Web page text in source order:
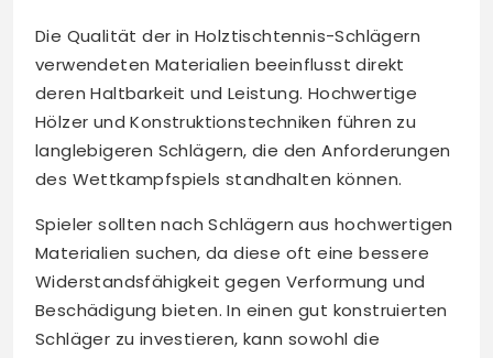
Die Qualität der in Holztischtennis-Schlägern
verwendeten Materialien beeinflusst direkt
deren Haltbarkeit und Leistung. Hochwertige
Hölzer und Konstruktionstechniken führen zu
langlebigeren Schlägern, die den Anforderungen
des Wettkampfspiels standhalten können.
Spieler sollten nach Schlägern aus hochwertigen
Materialien suchen, da diese oft eine bessere
Widerstandsfähigkeit gegen Verformung und
Beschädigung bieten. In einen gut konstruierten
Schläger zu investieren, kann sowohl die